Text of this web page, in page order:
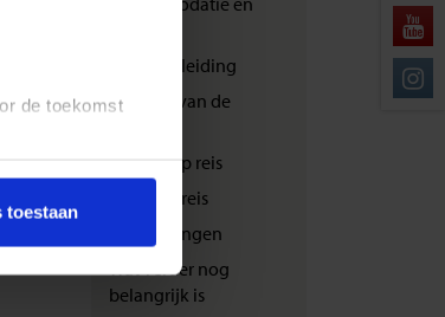
de toekomst
toestaan
Reisbegeleiding
Zwaarte van de
Bewust op reis
Veilig op reis
Verzekeringen
Wat verder nog
belangrijk is